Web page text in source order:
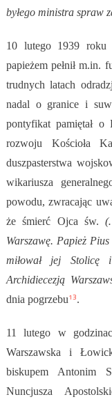
byłego ministra spraw
10 lutego 1939 roku
papieżem pełnił m.in.
trudnych latach
nadal o granice i
pontyfikat pamiętał o
rozwoju Kościoła
duszpasterstwa
wikariusza
powodu, zwracając
że śmierć Ojca św.
Warszawę. Papież
miłował jej Stolicę
Archidiecezją
dnia pogrzebu13.
11 lutego w
Warszawska i
biskupem Antonim
Nuncjusza